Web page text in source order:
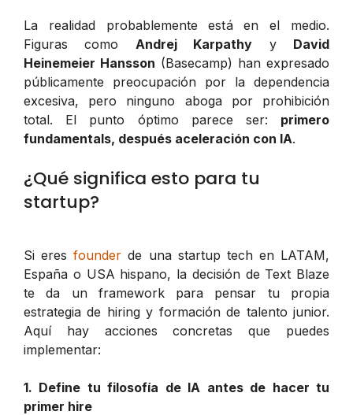
La realidad probablemente está en el medio.
Figuras como Andrej Karpathy y David
Heinemeier Hansson (Basecamp) han expresado
públicamente preocupación por la dependencia
excesiva, pero ninguno aboga por prohibición
total. El punto óptimo parece ser: primero
fundamentals, después aceleración con IA.
¿Qué significa esto para tu
startup?
Si eresfounder de una startup tech en LATAM,
España o USA hispano, la decisión de Text Blaze
te da un framework para pensar tu propia
estrategia de hiring y formación de talento junior.
Aquí hay acciones concretas que puedes
implementar:
1. Define tu filosofía de IA antes de hacer tu
primer hire